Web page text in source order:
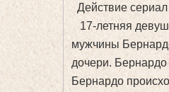
Действие сериал
17-летняя
мужчины
дочери.
Бернардо